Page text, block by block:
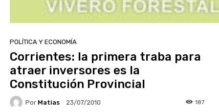
POLÍTICA Y ECONOMÍA
Corrientes: la primera traba para
atraer inversores es la
Constitución Provincial
Por Matias 23/07/2010 187